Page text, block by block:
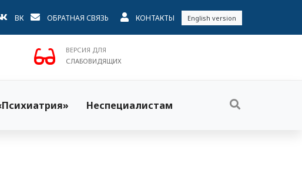
ВК ОБРАТНАЯ СВЯЗЬ КОНТАКТЫ English version
ВЕРСИЯ ДЛЯ
СЛАБОВИДЯЩИХ
Неспециалистам